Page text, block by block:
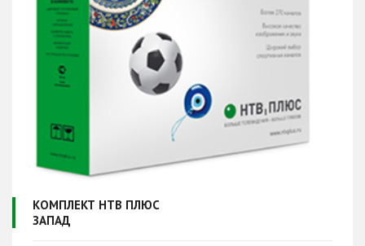
КОМПЛЕКТ НТВ ПЛЮС
ЗАПАД